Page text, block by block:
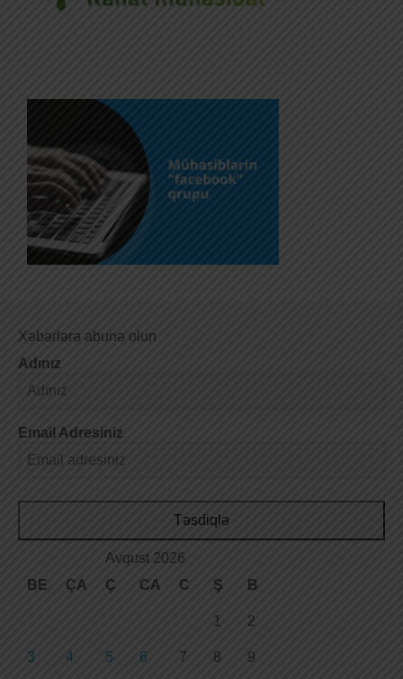
Xəbərlərə abunə olun
Adınız
Email Adresiniz
Təsdiqlə
Avqust 2026
BE
ÇA Ç CA C Ş B
1 2
3 4 5 6 7 8 9